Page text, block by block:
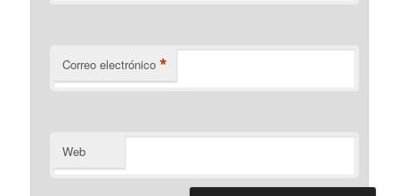
Correo electrónico *
Web